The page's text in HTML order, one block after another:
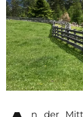
n der